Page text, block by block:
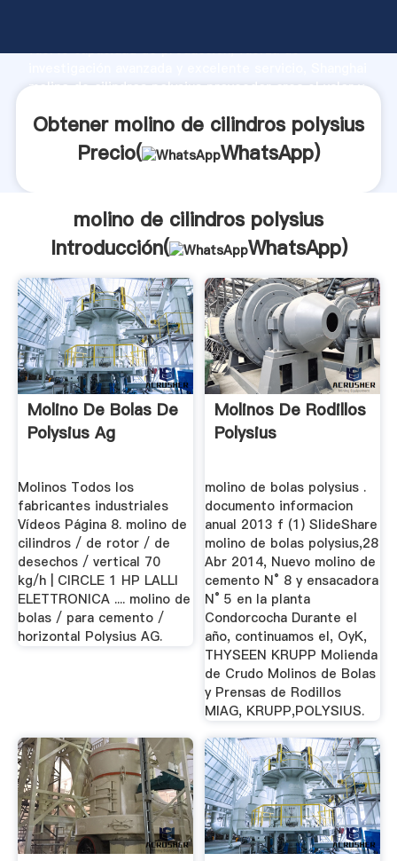
fuerte capacidad de producción, fuerza de
molino de cilindros polysius proveedor crea el valor y
Obtener molino de cilindros polysius
Precio(
WhatsApp)
molino de cilindros polysius
Introducción(
WhatsApp)
Molino De Bolas De
Polysius Ag
Molinos Todos los
fabricantes industriales
Vídeos Página 8. molino de
cilindros / de rotor / de
desechos / vertical 70
kg/h | CIRCLE 1 HP LALLI
ELETTRONICA .... molino de
bolas / para cemento /
horizontal Polysius AG.
Molinos De Rodillos
Polysius
molino de bolas polysius .
documento informacion
anual 2013 f (1) SlideShare
molino de bolas polysius,28
Abr 2014, Nuevo molino de
cemento N° 8 y ensacadora
N° 5 en la planta
Condorcocha Durante el
año, continuamos el, OyK,
THYSEEN KRUPP Molienda
de Crudo Molinos de Bolas
y Prensas de Rodillos
MIAG, KRUPP,POLYSIUS.